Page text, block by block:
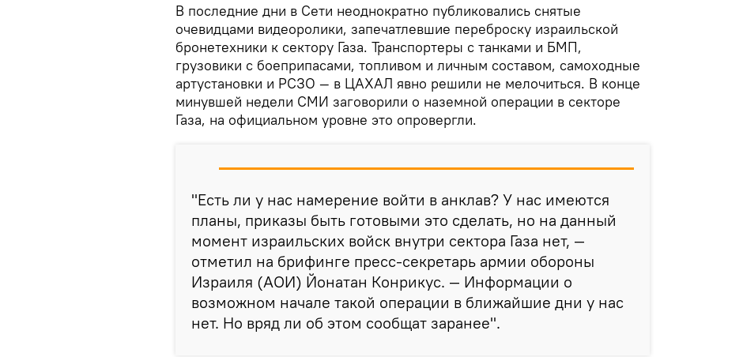
В последние дни в Сети неоднократно публиковались снятые
очевидцами видеоролики, запечатлевшие переброску израильской
бронетехники к сектору Газа. Транспортеры с танками и БМП,
грузовики с боеприпасами, топливом и личным составом, самоходные
артустановки и РСЗО — в ЦАХАЛ явно решили не мелочиться. В конце
минувшей недели СМИ заговорили о наземной операции в секторе
Газа, на официальном уровне это опровергли.
"Есть ли у нас намерение войти в анклав? У нас имеются
планы, приказы быть готовыми это сделать, но на данный
момент израильских войск внутри сектора Газа нет, —
отметил на брифинге пресс-секретарь армии обороны
Израиля (АОИ) Йонатан Конрикус. — Информации о
возможном начале такой операции в ближайшие дни у нас
нет. Но вряд ли об этом сообщат заранее".